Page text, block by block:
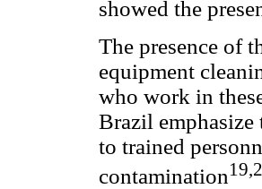
showed the
The presence of
equipment
who work in
Brazil emphasize
to trained
contamination